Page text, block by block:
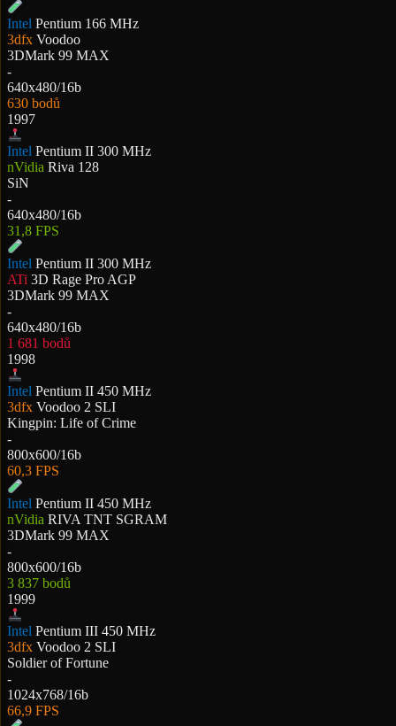
Intel Pentium 166 MHz
3dfx Voodoo
3DMark 99 MAX
-
640x480/16b
630 bodů
1997
Intel Pentium II 300 MHz
nVidia Riva 128
SiN
-
640x480/16b
31,8 FPS
Intel Pentium II 300 MHz
ATi 3D Rage Pro AGP
3DMark 99 MAX
-
640x480/16b
1 681 bodů
1998
Intel Pentium II 450 MHz
3dfx Voodoo 2 SLI
Kingpin: Life of Crime
-
800x600/16b
60,3 FPS
Intel Pentium II 450 MHz
nVidia RIVA TNT SGRAM
3DMark 99 MAX
-
800x600/16b
3 837 bodů
1999
Intel Pentium III 450 MHz
3dfx Voodoo 2 SLI
Soldier of Fortune
-
1024x768/16b
66,9 FPS